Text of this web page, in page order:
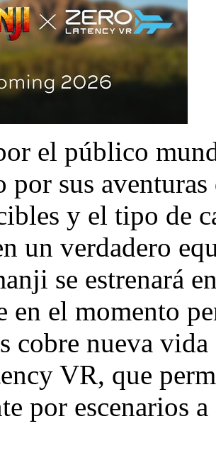
el público
por sus
y el tipo de
un verdadero
se estrenará
en el momento
cobre nueva
VR, que
por escenarios